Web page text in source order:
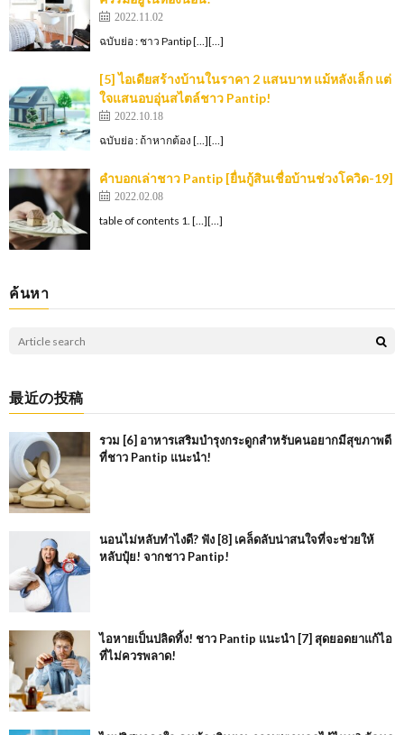
2022.11.02
ฉบับย่อ : ชาว Pantip […][…]
[5] ไอเดียสร้างบ้านในราคา 2 แสนบาท แม้หลังเล็ก แต่
ใจแสนอบอุ่นสไตล์ชาว Pantip!
2022.10.18
ฉบับย่อ : ถ้าหากต้อง […][…]
คำบอกเล่าชาว Pantip [ยื่นกู้สินเชื่อบ้านช่วงโควิด-19]
2022.02.08
table of contents 1. […][…]
ค้นหา
最近の投稿
รวม [6] อาหารเสริมบำรุงกระดูกสำหรับคนอยากมีสุขภาพดี
ที่ชาว Pantip แนะนำ!
นอนไม่หลับทำไงดี? ฟัง [8] เคล็ดลับน่าสนใจที่จะช่วยให้
หลับปุ๋ย! จากชาว Pantip!
ไอหายเป็นปลิดทิ้ง! ชาว Pantip แนะนำ [7] สุดยอดยาแก้ไอ
ที่ไม่ควรพลาด!